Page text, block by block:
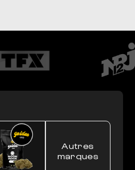
Autres
marques